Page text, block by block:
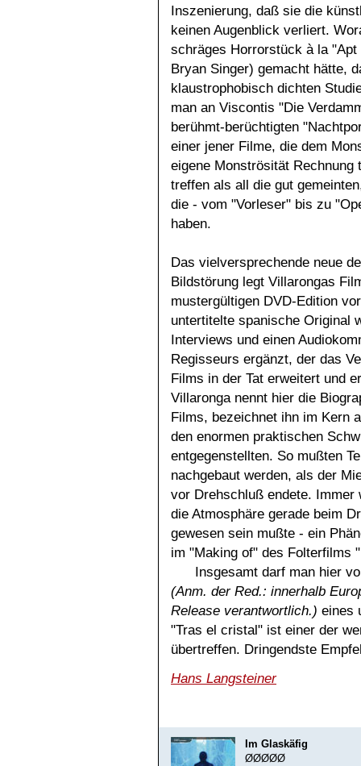
Inszenierung, daß sie die
keinen Augenblick verliert.
schräges Horrorstück à la
Bryan Singer) gemacht hätte,
klaustrophobisch dichten
man an Viscontis "Die
berühmt-berüchtigten
einer jener Filme, die dem
eigene Monströsität Rechnung
treffen als all die gut
die - vom "Vorleser" bis zu
haben.
Das vielversprechende neue
Bildstörung legt Villarongas
mustergültigen DVD-Edition
untertitelte spanische Original
Interviews und einen
Regisseurs ergänzt, der das
Films in der Tat erweitert und
Villaronga nennt hier die
Films, bezeichnet ihn im Kern
den enormen praktischen
entgegenstellten. So mußten
nachgebaut werden, als der
vor Drehschluß endete. Immer
die Atmosphäre gerade beim
gewesen sein mußte - ein
im "Making of" des Folterfilms
Insgesamt darf man hier
(Anm. der Red.: innerhalb
Release verantwortlich.) eines
"Tras el cristal" ist einer der
übertreffen. Dringendste
Hans Langsteiner
Im Glaskäfig
ØØØØØ